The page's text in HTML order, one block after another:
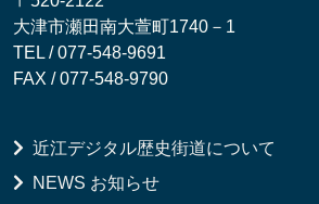
大津市瀬田南大萱町1740－1
TEL / 077-548-9691
FAX / 077-548-9790
近江デジタル歴史街道について
NEWS お知らせ